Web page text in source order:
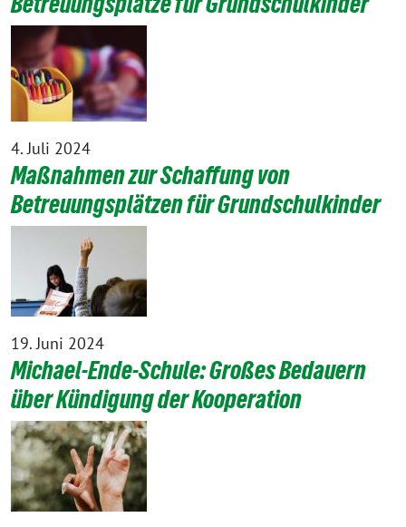
4. Juli 2024
Maßnahmen zur Schaffung von
Betreuungsplätzen für Grundschulkinder
19. Juni 2024
Michael-Ende-Schule: Großes Bedauern
über Kündigung der Kooperation